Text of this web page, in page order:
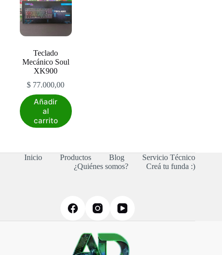
Teclado
Mecánico Soul
XK900
$ 77.000,00
Añadir
al
carrito
Inicio Productos Blog
Servicio Técnico
¿Quiénes somos?
Creá tu funda :)